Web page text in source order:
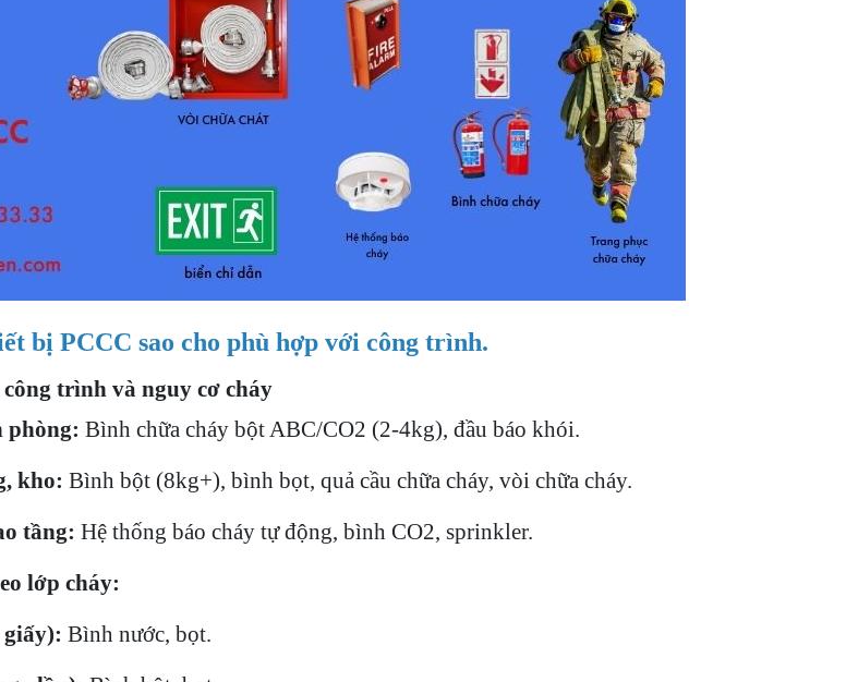
bị PCCC sao cho phù hợp với công trình.
trình và nguy cơ cháy
phòng: Bình chữa cháy bột ABC/CO2 (2-4kg), đầu báo khói.
kho: Bình bột (8kg+), bình bọt, quả cầu chữa cháy, vòi chữa cháy.
tầng: Hệ thống báo cháy tự động, bình CO2, sprinkler.
lớp cháy:
Bình nước, bọt.